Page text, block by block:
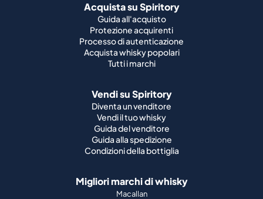
Acquista su Spiritory
Guida all'acquisto
Protezione acquirenti
Processo di autenticazione
Acquista whisky popolari
Tutti i marchi
Vendi su Spiritory
Diventa un venditore
Vendi il tuo whisky
Guida del venditore
Guida alla spedizione
Condizioni della bottiglia
Migliori marchi di whisky
Macallan